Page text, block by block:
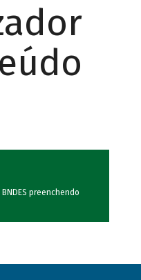
preenchendo